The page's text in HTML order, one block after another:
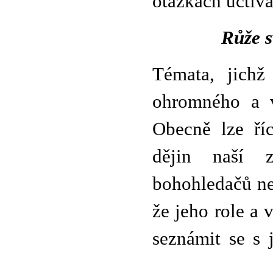
Růže
Témata,
ohromného a
Obecně lze
dějin naší
bohohledačů
že jeho role a
seznámit se s